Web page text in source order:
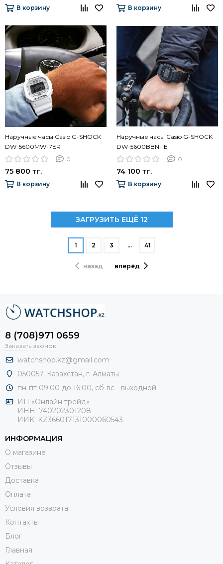
В корзину В корзину
Наручные часы Casio G-SHOCK
DW-5600MW-7ER
0
75 800 тг.
В корзину
Наручные часы Casio G-SHOCK
DW-5600BBN-1E
0
74 100 тг.
В корзину
ЗАГРУЗИТЬ ЕЩЁ 12
назад
1 2 3 … 41
вперёд
8 (708)971 0659
Заказать звонок
watchshop.kz@gmail.com
050057, Казахстан, г. Алматы
пн-пт 09:00 до 16:00, сб-вс - выходной
ИП «Онлайн трейд»
ИНН: 740202301208
ИИК: KZ366017131000060543
ИНФОРМАЦИЯ
О магазине
Отзывы
Доставка
Оплата
Условия возврата
Контакты
Блог
Главная